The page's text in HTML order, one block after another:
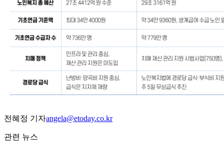
전혜정 기자angela@etoday.co.kr
관련 뉴스